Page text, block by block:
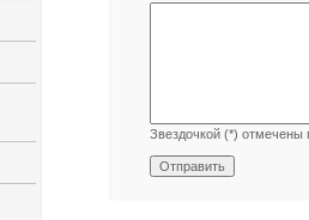
Звездочкой (*) отмечены